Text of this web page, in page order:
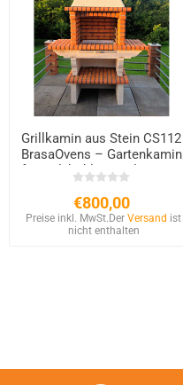
Grillkamin aus Stein CS112
BrasaOvens – Gartenkamin
für Holzkohle & Holz 60x40
cm
€800,00
Preise inkl. MwSt.DerVersand ist
nicht enthalten